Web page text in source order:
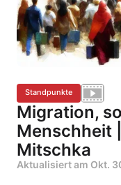
Standpunkte
Migration,
Menschheit
Mitschka
Aktualisiert am Okt.